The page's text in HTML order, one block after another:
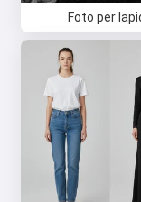
Foto per